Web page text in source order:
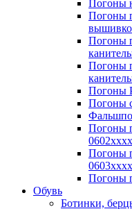
Погоны
Погоны
Погоны
Погоны
Погоны
Погоны
Погоны
Погоны
Погоны
Обувь
Ботинки,